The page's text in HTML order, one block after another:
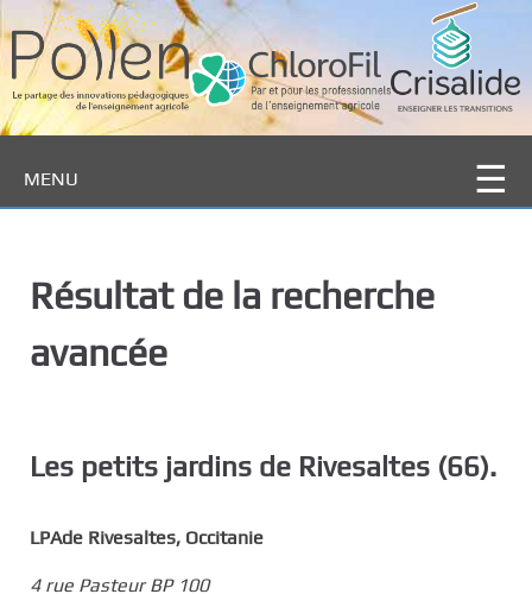
a
e
u
MENU
Résultat de la recherche
avancée
Les petits jardins de Rivesaltes (66).
LPAde Rivesaltes, Occitanie
4 rue Pasteur BP 100